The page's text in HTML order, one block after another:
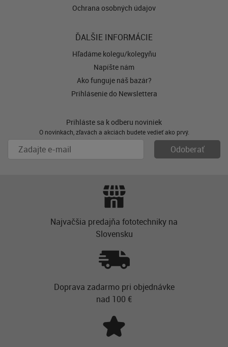
Ochrana osobných údajov
ĎALŠIE INFORMÁCIE
Hľadáme kolegu/kolegyňu
Napíšte nám
Ako funguje náš bazár?
Prihlásenie do Newslettera
Prihláste sa k odberu noviniek
O novinkách, zľavách a akciách budete vedieť ako prvý.
Najvačšia predajňa fototechniky na
Slovensku
Doprava zadarmo pri objednávke
nad 100 €